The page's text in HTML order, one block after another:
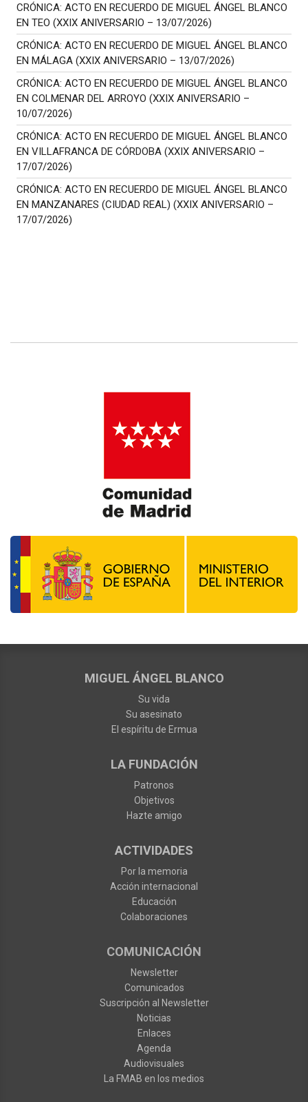
CRÓNICA: ACTO EN RECUERDO DE MIGUEL ÁNGEL BLANCO
EN TEO (XXIX ANIVERSARIO – 13/07/2026)
CRÓNICA: ACTO EN RECUERDO DE MIGUEL ÁNGEL BLANCO
EN MÁLAGA (XXIX ANIVERSARIO – 13/07/2026)
CRÓNICA: ACTO EN RECUERDO DE MIGUEL ÁNGEL BLANCO
EN COLMENAR DEL ARROYO (XXIX ANIVERSARIO –
10/07/2026)
CRÓNICA: ACTO EN RECUERDO DE MIGUEL ÁNGEL BLANCO
EN VILLAFRANCA DE CÓRDOBA (XXIX ANIVERSARIO –
17/07/2026)
CRÓNICA: ACTO EN RECUERDO DE MIGUEL ÁNGEL BLANCO
EN MANZANARES (CIUDAD REAL) (XXIX ANIVERSARIO –
17/07/2026)
MIGUEL ÁNGEL BLANCO
Su vida
Su asesinato
El espíritu de Ermua
LA FUNDACIÓN
Patronos
Objetivos
Hazte amigo
ACTIVIDADES
Por la memoria
Acción internacional
Educación
Colaboraciones
COMUNICACIÓN
Newsletter
Comunicados
Suscripción al Newsletter
Noticias
Enlaces
Agenda
Audiovisuales
La FMAB en los medios